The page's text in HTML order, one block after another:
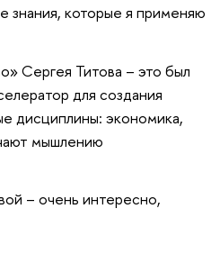
знания, которые я применяю
Сергея Титова – это был
для создания
дисциплины: экономика,
мышлению
– очень интересно,